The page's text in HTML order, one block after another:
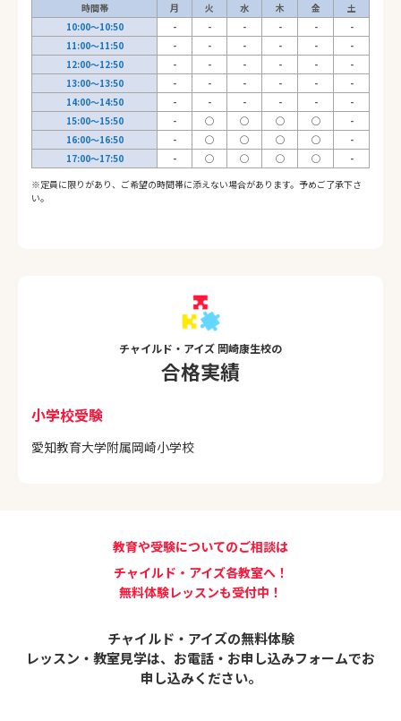
時間帯 月 火 水 木 金
土
10:00～10:50
- - - - -
-
11:00～11:50
- - - - -
-
12:00～12:50
- - - - -
-
13:00～13:50
- - - - -
-
14:00～14:50
- - - - -
-
15:00～15:50
- ◯ ◯ ◯ ◯
-
16:00～16:50
- ◯ ◯ ◯ ◯
-
17:00～17:50
- ◯ ◯ ◯ ◯
-
※定員に限りがあり、ご希望の時間帯に添えない場合があります。予めご了承下さ
い。
チャイルド・アイズ 岡崎康生校の
合格実績
小学校受験
愛知教育大学附属岡崎小学校
教育や受験についてのご相談は
チャイルド・アイズ各教室へ！
無料体験レッスンも受付中！
チャイルド・アイズの無料体験
レッスン・教室見学は、 お電話・お申し込みフォームでお
申し込みください。